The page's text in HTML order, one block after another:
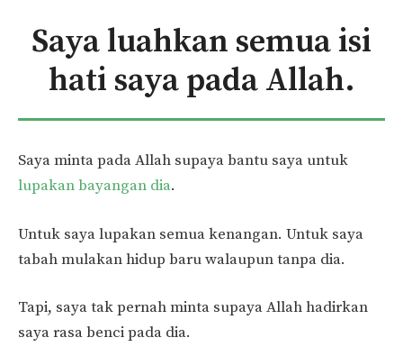
Saya luahkan semua isi
hati saya pada Allah.
Saya minta pada Allah supaya bantu saya untuk
lupakan bayangan dia.
Untuk saya lupakan semua kenangan. Untuk saya
tabah mulakan hidup baru walaupun tanpa dia.
Tapi, saya tak pernah minta supaya Allah hadirkan
saya rasa benci pada dia.